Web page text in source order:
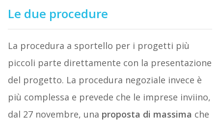
Le due procedure
La procedura a sportello per i progetti più
piccoli parte direttamente con la presentazione
del progetto. La procedura negoziale invece è
più complessa e prevede che le imprese inviino,
dal 27 novembre, una proposta di massima che